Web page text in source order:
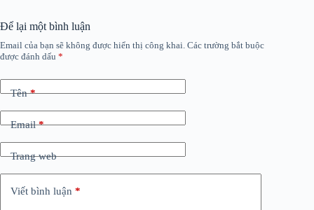
Để lại một bình luận
Email của bạn sẽ không được hiển thị công khai. Các trường bắt buộc
được đánh dấu *
Tên*
Email*
Trang web
Viết bình luận *